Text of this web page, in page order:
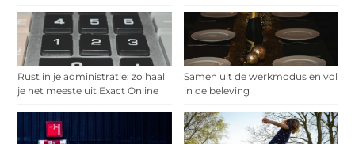
Rust in je administratie: zo haal
je het meeste uit Exact Online
Samen uit de werkmodus en vol
in de beleving